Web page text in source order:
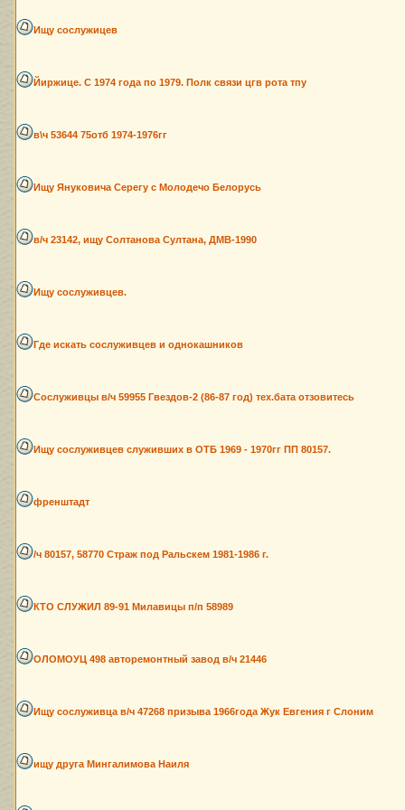
Ищу сослужицев
Йиржице. С 1974 года по 1979. Полк связи цгв рота тпу
в\ч 53644 75отб 1974-1976гг
Ищу Януковича Серегу с Молодечо Белорусь
в/ч 23142, ищу Солтанова Султана, ДМВ-1990
Ищу сослуживцев.
Где искать сослуживцев и однокашников
Сослуживцы в/ч 59955 Гвездов-2 (86-87 год) тех.бата отзовитесь
Ищу сослуживцев служивших в ОТБ 1969 - 1970гг ПП 80157.
френштадт
/ч 80157, 58770 Страж под Ральскем 1981-1986 г.
КТО СЛУЖИЛ 89-91 Милавицы п/п 58989
ОЛОМОУЦ 498 авторемонтный завод в/ч 21446
Ищу сослуживца в/ч 47268 призыва 1966года Жук Евгения г Слоним
ищу друга Мингалимова Наиля